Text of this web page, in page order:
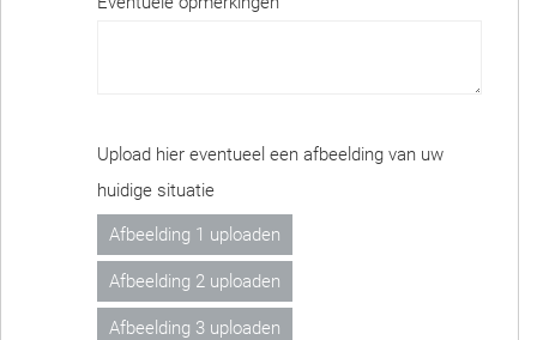
Upload hier eventueel een afbeelding van uw
huidige situatie
Afbeelding 1 uploaden
Afbeelding 2 uploaden
Afbeelding 3 uploaden